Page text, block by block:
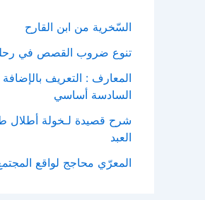
السّخرية من ابن القارح
تنوع ضروب القصص في
المعارف : التعريف بالإضافة
السادسة أساسي
شرح قصيدة لـخولة أطلال
العبد
المعرّي محاجج لواقع